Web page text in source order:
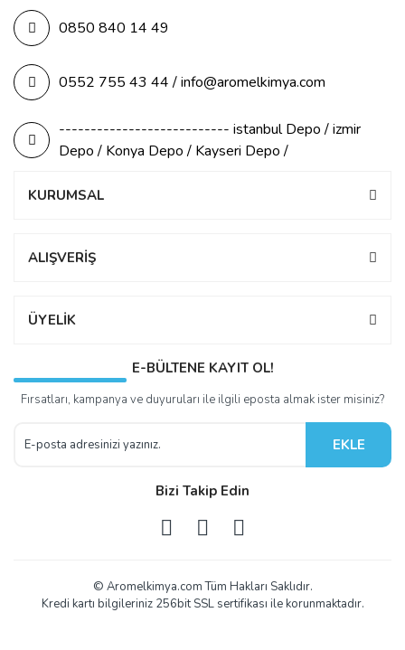
0850 840 14 49
0552 755 43 44 / info@aromelkimya.com
--------------------------- istanbul Depo / izmir
Depo / Konya Depo / Kayseri Depo /
KURUMSAL
ALIŞVERİŞ
ÜYELİK
E-BÜLTENE KAYIT OL!
Fırsatları, kampanya ve duyuruları ile ilgili eposta almak ister misiniz?
EKLE
Bizi Takip Edin
© Aromelkimya.com Tüm Hakları Saklıdır.
Kredi kartı bilgileriniz 256bit SSL sertifikası ile korunmaktadır.